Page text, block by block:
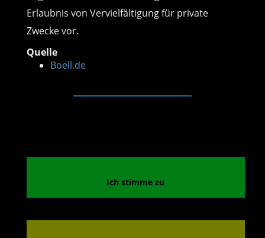
Erlaubnis von Vervielfältigung für private
Zwecke vor.
Ich stimme zu
Quelle
Boell.de